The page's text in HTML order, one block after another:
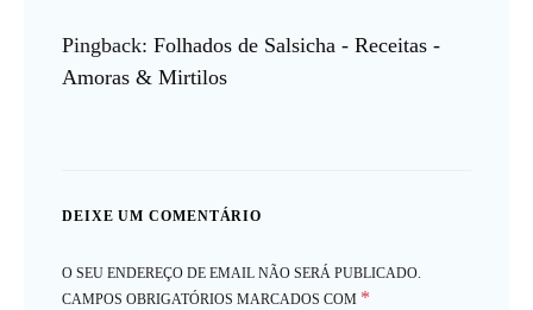
Pingback: Folhados de Salsicha - Receitas -
Amoras & Mirtilos
DEIXE UM COMENTÁRIO
O SEU ENDEREÇO DE EMAIL NÃO SERÁ PUBLICADO.
CAMPOS OBRIGATÓRIOS MARCADOS COM *